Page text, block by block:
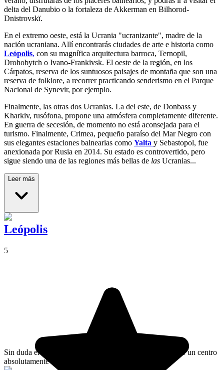
delta del Danubio o la fortaleza de Akkerman en Bilhorod-
Dnistrovskï.
En el extremo oeste, está la Ucrania "ucranizante", madre de la
nación ucraniana. Allí encontrarás ciudades de arte e historia como
Leópolis, con su magnífica arquitectura barroca, Ternopil,
Drohobytch o Ivano-Frankivsk. El oeste de la región, en los
Cárpatos, reserva de los suntuosos paisajes de montaña que son una
reserva de folklore, a recorrer practicando senderismo en el Parque
Nacional de Synevir, por ejemplo.
Finalmente, las otras dos Ucranias. La del este, de Donbass y
Kharkiv, rusófona, propone una atmósfera completamente diferente.
En guerra de secesión, de momento no está aconsejada para el
turismo. Finalmente, Crimea, pequeño paraíso del Mar Negro con
sus elegantes estaciones balnearias como Yalta y Sebastopol, fue
anexionada por Rusia en 2014. Su estado es controvertido, pero
sigue siendo una de las regiones más bellas de las Ucranias...
Leer más
Leópolis
5
Sin duda el destino más bonito de Ucrania, Leópolis tiene un centro
absolutamente sublime.